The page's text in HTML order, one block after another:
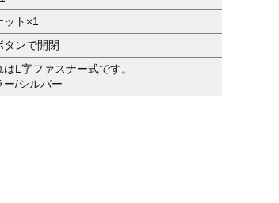
ット×1
タンで開閉
はL字ファスナー式です。
ー/シルバー